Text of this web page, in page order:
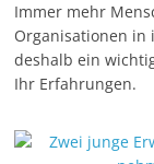
Immer mehr
Organisationen in
deshalb ein
Ihr Erfahrungen.